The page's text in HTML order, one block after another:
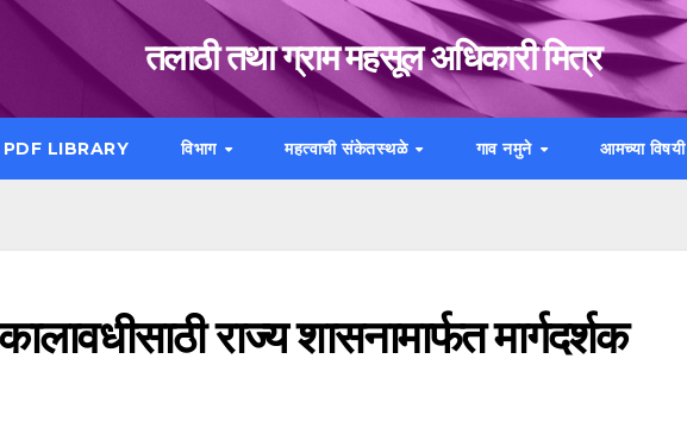
तलाठी तथा ग्राम महसूल अधिकारी मित्र
PDF LIBRARY विभाग महत्वाची संकेतस्थळे गाव नमुने आमच्या विषयी
राज्य शासनामार्फत मार्गदर्शक